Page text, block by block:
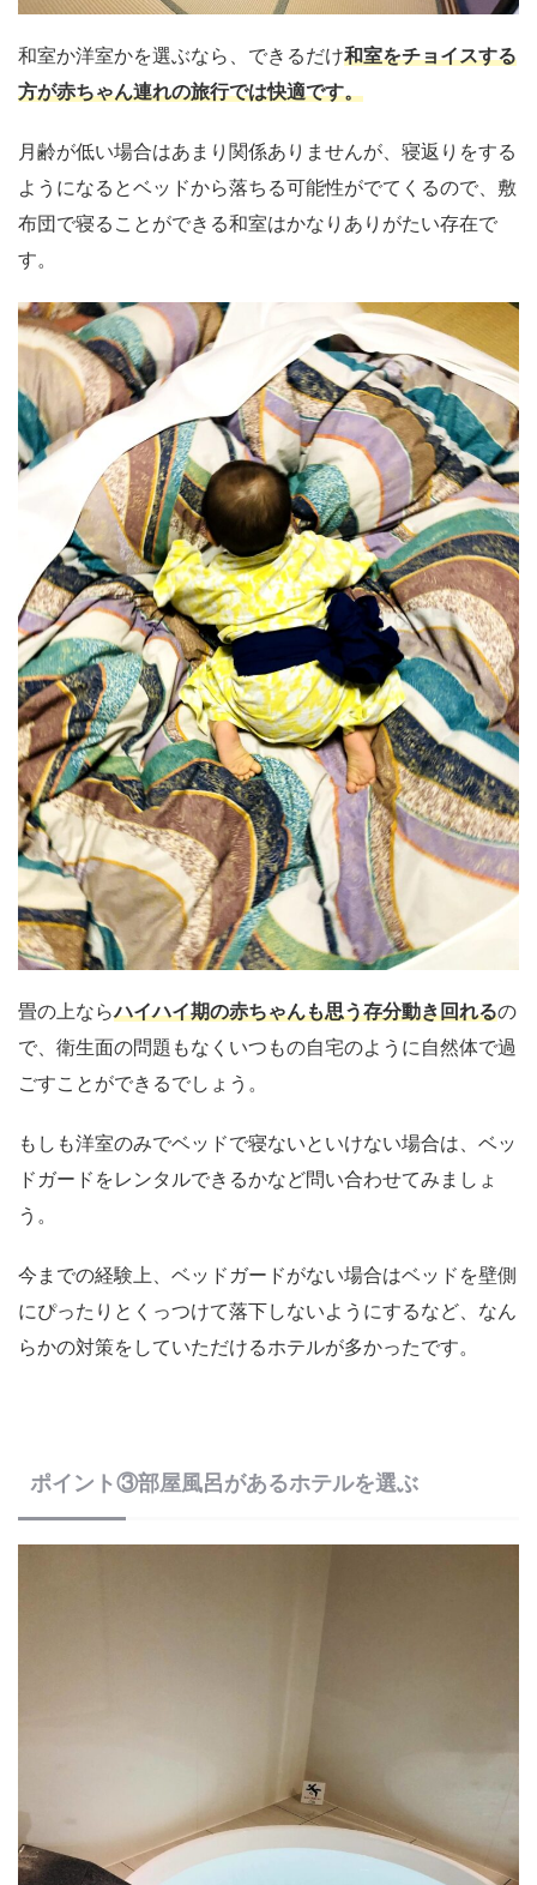
和室か洋室かを選ぶなら、できるだけ和室をチョイスする
方が赤ちゃん連れの旅行では快適です。
月齢が低い場合はあまり関係ありませんが、寝返りをする
ようになるとベッドから落ちる可能性がでてくるので、敷
布団で寝ることができる和室はかなりありがたい存在で
す。
畳の上ならハイハイ期の赤ちゃんも思う存分動き回れるの
で、衛生面の問題もなくいつもの自宅のように自然体で過
ごすことができるでしょう。
もしも洋室のみでベッドで寝ないといけない場合は、ベッ
ドガードをレンタルできるかなど問い合わせてみましょ
う。
今までの経験上、ベッドガードがない場合はベッドを壁側
にぴったりとくっつけて落下しないようにするなど、なん
らかの対策をしていただけるホテルが多かったです。
ポイント③部屋風呂があるホテルを選ぶ